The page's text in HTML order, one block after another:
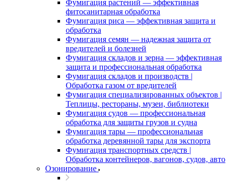
Фумигация растений — эффективная
фитосанитарная обработка
Фумигация риса — эффективная защита и
обработка
Фумигация семян — надежная защита от
вредителей и болезней
Фумигация складов и зерна — эффективная
защита и профессиональная обработка
Фумигация складов и производств |
Обработка газом от вредителей
Фумигация специализированных объектов |
Теплицы, рестораны, музеи, библиотеки
Фумигация судов — профессиональная
обработка для защиты грузов и судна
Фумигация тары — профессиональная
обработка деревянной тары для экспорта
Фумигация транспортных средств |
Обработка контейнеров, вагонов, судов, авто
Озонирование